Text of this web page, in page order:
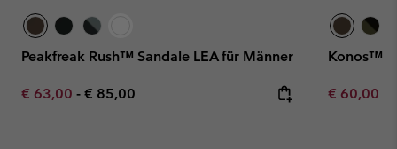
Peakfreak Rush™ Sandale LEA für Männer
Minimum sale price:
€ 63,00 - Maximum price:
€ 85,00
Konos™
Minimum
€ 60,00